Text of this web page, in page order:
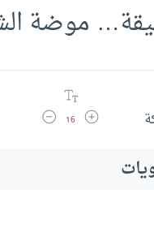
موضة
زيادة حجم الخط
16 تقليل حجم